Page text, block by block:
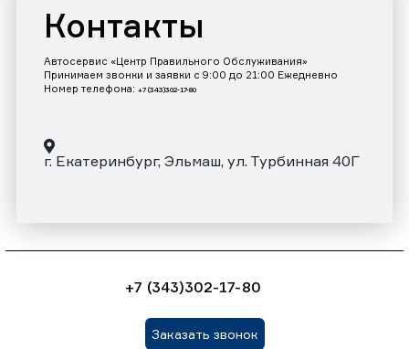
Контакты
Автосервис «Центр Правильного Обслуживания»
Принимаем звонки и заявки с 9:00 до 21:00 Ежедневно
Номер телефона: +7 (343)302-17-80
г. Екатеринбург, Эльмаш, ул. Турбинная 40Г
+7 (343)302-17-80
Заказать звонок